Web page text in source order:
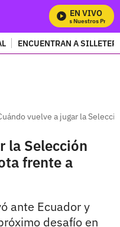
EN VIVO
Mira Todos Nuestros
ENCUENTRAN A
vuelve a jugar la
la Selección
frente a
ante Ecuador y
desafío en